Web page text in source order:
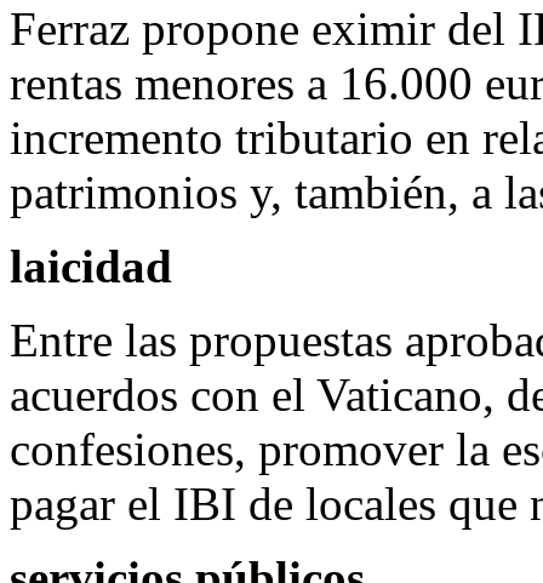
Ferraz propone eximir del
rentas menores a 16.000
incremento tributario en
patrimonios y, también, a
laicidad
Entre las propuestas
acuerdos con el Vaticano,
confesiones, promover la
pagar el IBI de locales que